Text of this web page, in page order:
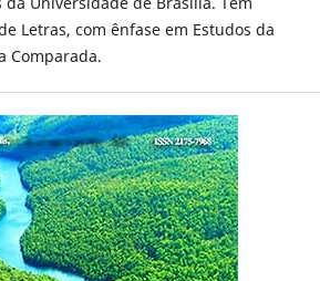
Letras, com ênfase em Estudos da
Comparada.